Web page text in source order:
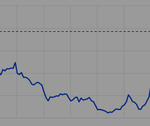
Data ranges from 87.67 to